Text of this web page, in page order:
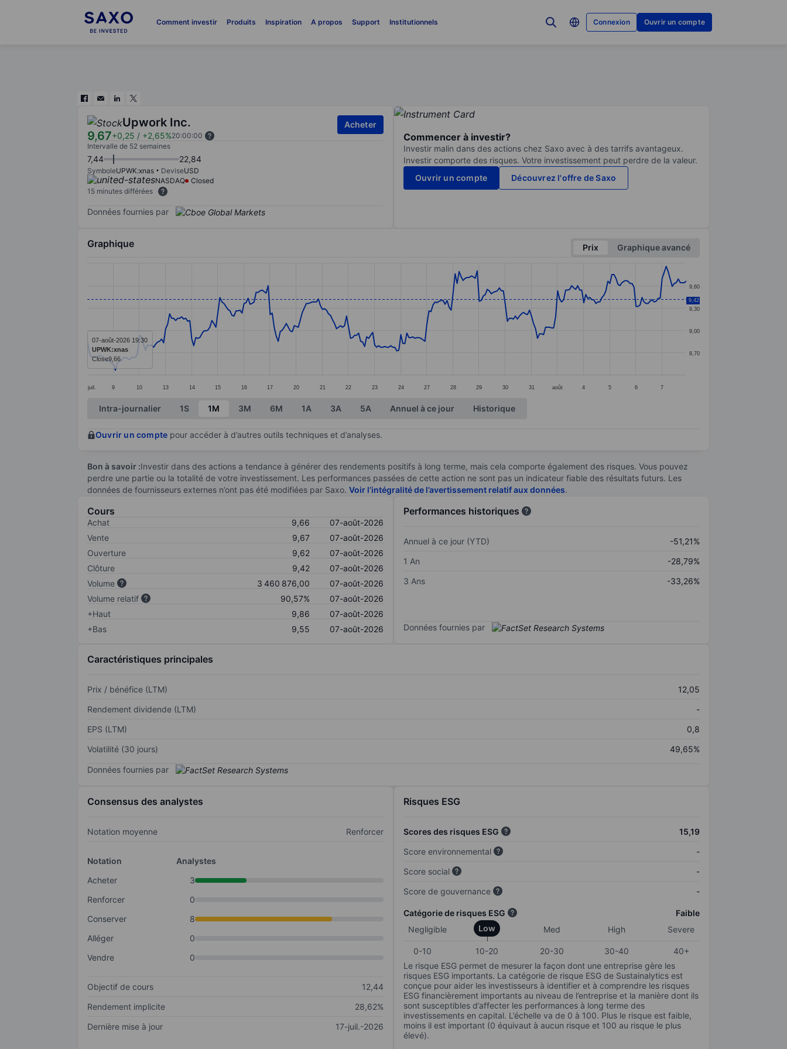
Comment investir Produits Inspiration A propos Support Institutionnels Connexion Ouvrir un compte
Upwork Inc.
9,67+0,25 / +2,65%20:00:00
Acheter
Intervalle de 52 semaines
7,44 22,84
SymboleUPWK:xnas DeviseUSD
NASDAQ
Closed
15 minutes différées
Données fournies par
Commencer à investir?
Investir malin dans des actions chez Saxo avec à des tarrifs avantageux.
Investir comporte des risques. Votre investissement peut perdre de la valeur.
Ouvrir un compte
Découvrez l'offre de Saxo
Graphique Prix
Graphique avancé
The chart has 1 X axis displaying categories.
The chart has 1 Y axis displaying values. Data ranges from 8.46 to 9.86.
juil. 9 10 13 14 15 16 17 20 21 22 23 24 27 28 29 30 31 août 4 5 6 7
8,70
9,00
9,30
9,60
9,42
07-août-2026 19:30
UPWK:xnas
Close9,66
End of interactive chart.
Intra-journalier 1S 1M 3M 6M 1A 3A 5A Annuel à ce jour Historique
Ouvrir un compte pour accéder à d’autres outils techniques et d’analyses.
Bon à savoir :Investir dans des actions a tendance à générer des rendements positifs à long terme, mais cela comporte également des risques. Vous pouvez
perdre une partie ou la totalité de votre investissement. Les performances passées de cette action ne sont pas un indicateur fiable des résultats futurs. Les
données de fournisseurs externes n’ont pas été modifiées par Saxo. Voir l’intégralité de l’avertissement relatif aux données.
Cours
Achat 9,66
07-août-2026
Vente
9,67
07-août-2026
Ouverture
9,62
07-août-2026
Clôture
9,42
07-août-2026
Volume
3 460 876,00
07-août-2026
Volume relatif
90,57%
07-août-2026
+Haut
9,86
07-août-2026
+Bas
9,55 07-août-2026
Performances historiques
Annuel à ce jour (YTD)
-51,21%
1 An
-28,79%
3 Ans
-33,26%
Données fournies par
Caractéristiques principales
Prix / bénéfice (LTM)
12,05
Rendement dividende (LTM)
-
EPS (LTM)
0,8
Volatilité (30 jours)
49,65%
Données fournies par
Consensus des analystes
Notation moyenne Renforcer
Notation
Analystes
Acheter
3
Renforcer
0
Conserver
8
Alléger
0
Vendre
0
Objectif de cours
12,44
Rendement implicite
28,62%
Dernière mise à jour
17-juil.-2026
Risques ESG
Scores des risques ESG
15,19
Score environnemental
-
Score social
-
Score de gouvernance
-
Catégorie de risques ESG
Faible
Negligible
Low Med High Severe
0-10 10-20 20-30 30-40
40+
Le risque ESG permet de mesurer la façon dont une entreprise gère les
risques ESG importants. La catégorie de risque ESG de Sustainalytics est
conçue pour aider les investisseurs à identifier et à comprendre les risques
ESG financièrement importants au niveau de l’entreprise et la manière dont ils
sont susceptibles d’affecter les performances à long terme des
investissements en capital. L’échelle va de 0 à 100. Plus le risque est faible,
moins il est important (0 équivaut à aucun risque et 100 au risque le plus
élevé).